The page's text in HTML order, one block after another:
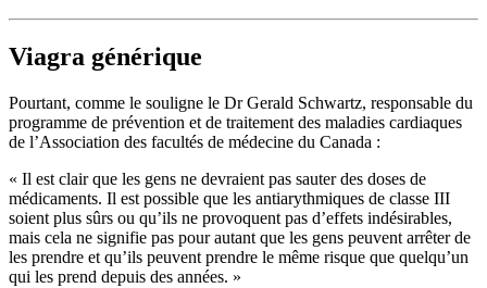
Viagra générique
Pourtant, comme le souligne le Dr Gerald Schwartz, responsable du
programme de prévention et de traitement des maladies cardiaques
de l’Association des facultés de médecine du Canada :
« Il est clair que les gens ne devraient pas sauter des doses de
médicaments. Il est possible que les antiarythmiques de classe III
soient plus sûrs ou qu’ils ne provoquent pas d’effets indésirables,
mais cela ne signifie pas pour autant que les gens peuvent arrêter de
les prendre et qu’ils peuvent prendre le même risque que quelqu’un
qui les prend depuis des années. »